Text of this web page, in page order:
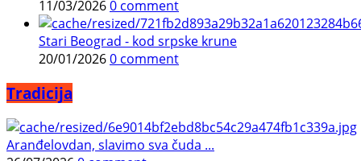
11/03/20260 comment
Stari Beograd - kod srpske krune
20/01/20260 comment
Tradicija
Aranđelovdan, slavimo sva čuda ...